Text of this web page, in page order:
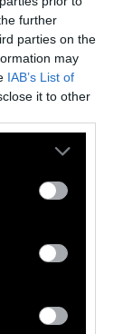
further
parties on the
may
IAB’s List of
it to other